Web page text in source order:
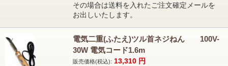
その場合は送料を入れたご注文確定メールを
お出しいたします。
電気二重(ふたえ)ツル首ネジねん 100V-
30W 電気コード1.6m
販売価格(税込): 13,310 円